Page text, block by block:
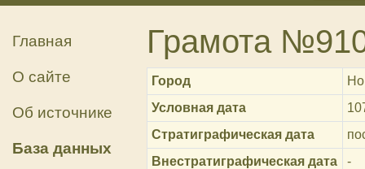
Главная
О сайте
Об источнике
База данных
Грамота
Город
Условная дата
Стратиграфическая дата
Внестратиграфическая дата
-